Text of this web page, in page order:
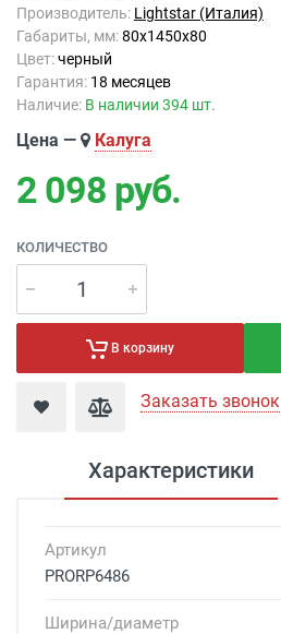
Производитель: Lightstar (Италия)
Габариты, мм:80x1450x80
Цвет:черный
Гарантия: 18 месяцев
Наличие: В наличии 394 шт.
Цена — Калуга
2 098 руб.
КОЛИЧЕСТВО
В корзину
Заказать звонок
Характеристики
Артикул
PRORP6486
Ширина/диаметр